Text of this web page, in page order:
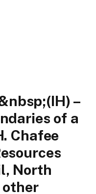
–
of a
Chafee
North